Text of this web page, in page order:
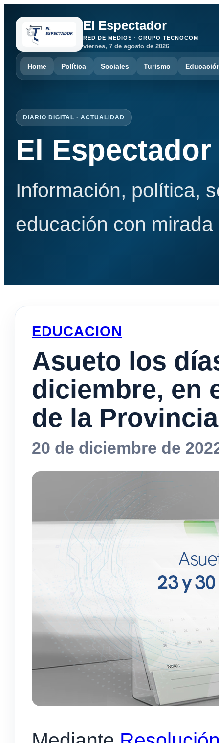
El Espectador
RED DE MEDIOS · GRUPO TECNOCOM
viernes, 7 de agosto de 2026
Home Política Sociales Turismo
DIARIO DIGITAL · ACTUALIDAD
El Espectador
Información, política,
educación con
EDUCACION
Asueto los
diciembre, en
de la
20 de diciembre de